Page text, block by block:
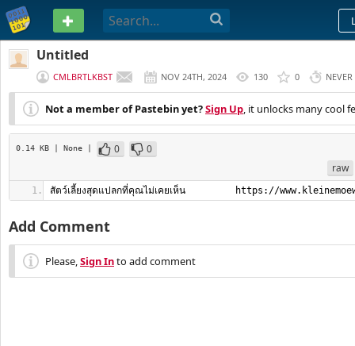
PASTEBIN
Untitled
CMLBRTLKBST NOV 24TH, 2024 130 0 NEVER
Not a member of Pastebin yet?Sign Up, it unlocks many cool
0.14 KB | None | 0
0
raw
สัตว์เลี้ยงสุดแปลกที่คุณไม่เคยเห็น         https://
Add Comment
Please,Sign Into add comment